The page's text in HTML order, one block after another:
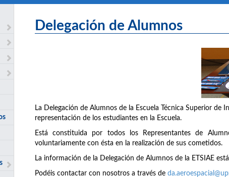
Delegación de Alumnos
La Delegación de Alumnos de la Escuela Técnica Superior de
representación de los estudiantes en la Escuela.
Está constituida por todos los Representantes de
voluntariamente con ésta en la realización de sus cometidos.
La información de la Delegación de Alumnos de la ETSIAE
Podéis contactar con nosotros a través de